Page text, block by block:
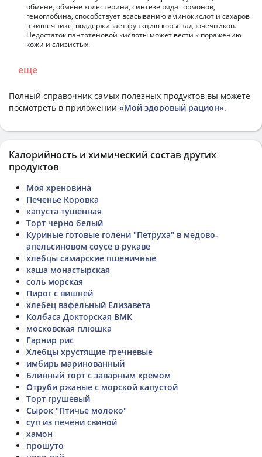
обмене, обмене холестерина, синтезе ряда гормонов,
гемоглобина, способствует всасыванию аминокислот и сахаров
в кишечнике, поддерживает функцию коры надпочечников.
Недостаток пантотеновой кислоты может вести к поражению
кожи и слизистых.
еще
Полный справочник самых полезных продуктов вы можете
посмотреть в приложении «Мой здоровый рацион».
Калорийность и химический состав других
продуктов
Моя хреновина
Печенье Коровка
капуста тушенная
Торт черно белый
Куриные готовые голени "Петруха" в медово-
апельсиновом соусе в рукаве
хлебцы самарские пшеничные
каша монастырская
соль морская
Пирог с вишней
хлебец вафельный Елизавета
Колбаса Докторская ВМК
московская плюшка
Гарнир рис
Хлебцы хрустящие гречневые
имбирь маринованный
Блинный торт с заварным кремом
Отруби ржаные с морской капустой
Торт грушевый
Сырок "Птичье молоко"
суп из печени свиной
хамон
прошуто